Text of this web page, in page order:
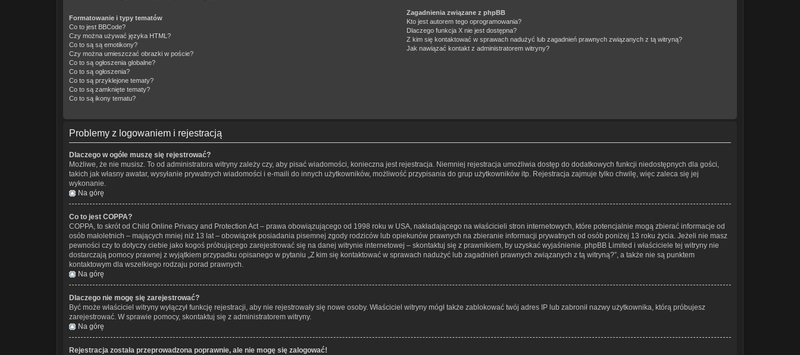
Formatowanie i typy tematów
Co to jest BBCode?
Czy można używać języka HTML?
Co to są są emotikony?
Czy można umieszczać obrazki w poście?
Co to są ogłoszenia globalne?
Co to są ogłoszenia?
Co to są przyklejone tematy?
Co to są zamknięte tematy?
Co to są ikony tematu?
Zagadnienia związane z phpBB
Kto jest autorem tego oprogramowania?
Dlaczego funkcja X nie jest dostępna?
Z kim się kontaktować w sprawach nadużyć lub zagadnień prawnych związanych z tą witryną?
Jak nawiązać kontakt z administratorem witryny?
Problemy z logowaniem i rejestracją
Dlaczego w ogóle muszę się rejestrować?
Możliwe, że nie musisz. To od administratora witryny zależy czy, aby pisać wiadomości, konieczna jest rejestracja. Niemniej rejestracja umożliwia dostęp do dodatkowych funkcji niedostępnych dla gości,
takich jak własny awatar, wysyłanie prywatnych wiadomości i e-maili do innych użytkowników, możliwość przypisania do grup użytkowników itp. Rejestracja zajmuje tylko chwilę, więc zaleca się jej
wykonanie.
Na górę
Co to jest COPPA?
COPPA, to skrót od Child Online Privacy and Protection Act – prawa obowiązującego od 1998 roku w USA, nakładającego na właścicieli stron internetowych, które potencjalnie mogą zbierać informacje od
osób małoletnich – mających mniej niż 13 lat – obowiązek posiadania pisemnej zgody rodziców lub opiekunów prawnych na zbieranie informacji prywatnych od osób poniżej 13 roku życia. Jeżeli nie masz
pewności czy to dotyczy ciebie jako kogoś próbującego zarejestrować się na danej witrynie internetowej – skontaktuj się z prawnikiem, by uzyskać wyjaśnienie. phpBB Limited i właściciele tej witryny nie
dostarczają pomocy prawnej z wyjątkiem przypadku opisanego w pytaniu „Z kim się kontaktować w sprawach nadużyć lub zagadnień prawnych związanych z tą witryną?”, a także nie są punktem
kontaktowym dla wszelkiego rodzaju porad prawnych.
Na górę
Dlaczego nie mogę się zarejestrować?
Być może właściciel witryny wyłączył funkcję rejestracji, aby nie rejestrowały się nowe osoby. Właściciel witryny mógł także zablokować twój adres IP lub zabronił nazwy użytkownika, którą próbujesz
zarejestrować. W sprawie pomocy, skontaktuj się z administratorem witryny.
Na górę
Rejestracja została przeprowadzona poprawnie, ale nie mogę się zalogować!